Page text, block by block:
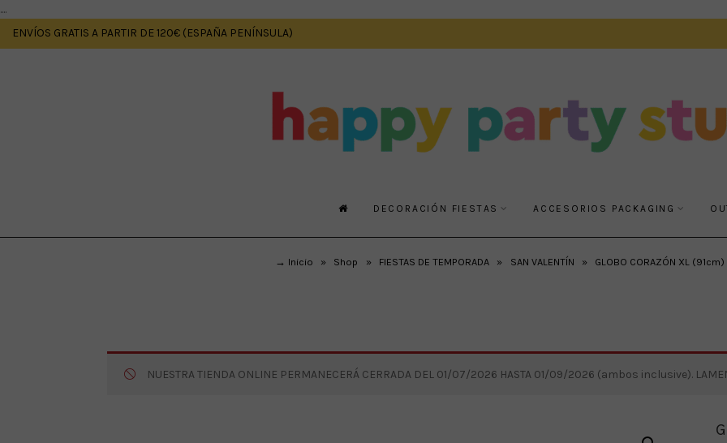
....
ENVÍOS GRATIS A PARTIR DE 120€ (ESPAÑA PENÍNSULA)
DECORACIÓN FIESTAS ACCESORIOS PACKAGING
→ Inicio » Shop » FIESTAS DE TEMPORADA » SAN VALENTÍN » GLOBO CORAZÓN XL (91cm)
NUESTRA TIENDA ONLINE PERMANECERÁ CERRADA DEL 01/07/2026 HASTA 01/09/2026 (ambos inclusive).